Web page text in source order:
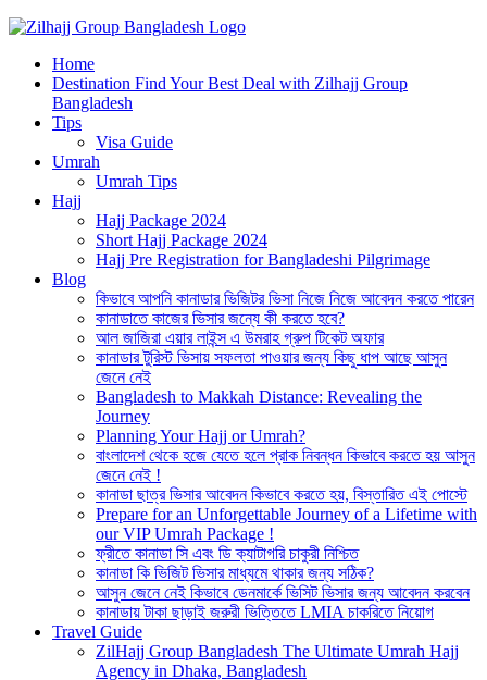
জিলহজ্জ গ্রুপ বাংলাদেশ
Best Hajj Umrah Travel Tour Agent in Bangladesh
Home
Destination Find Your Best Deal with Zilhajj Group
Bangladesh
Tips
Visa Guide
Umrah
Umrah Tips
Hajj
Hajj Package 2024
Short Hajj Package 2024
Hajj Pre Registration for Bangladeshi Pilgrimage
Blog
কিভাবে আপনি কানাডার ভিজিটর ভিসা নিজে নিজে আবেদন করতে পারেন
কানাডাতে কাজের ভিসার জন্যে কী করতে হবে?
আল জাজিরা এয়ার লাইন্স এ উমরাহ গ্রুপ টিকেট অফার
কানাডার টুরিস্ট ভিসায় সফলতা পাওয়ার জন্য কিছু ধাপ আছে আসুন
জেনে নেই
Bangladesh to Makkah Distance: Revealing the
Journey
Planning Your Hajj or Umrah?
বাংলাদেশ থেকে হজে যেতে হলে প্রাক নিবন্ধন কিভাবে করতে হয় আসুন
জেনে নেই !
কানাডা ছাত্র ভিসার আবেদন কিভাবে করতে হয়, বিস্তারিত এই পোস্টে
Prepare for an Unforgettable Journey of a Lifetime with
our VIP Umrah Package !
ফ্রীতে কানাডা সি এবং ডি ক্যাটাগরি চাকুরী নিশ্চিত
কানাডা কি ভিজিট ভিসার মাধ্যমে থাকার জন্য সঠিক?
আসুন জেনে নেই কিভাবে ডেনমার্কে ভিসিট ভিসার জন্য আবেদন করবেন
কানাডায় টাকা ছাড়াই জরুরী ভিত্তিতে LMIA চাকরিতে নিয়োগ
Travel Guide
ZilHajj Group Bangladesh The Ultimate Umrah Hajj
Agency in Dhaka, Bangladesh